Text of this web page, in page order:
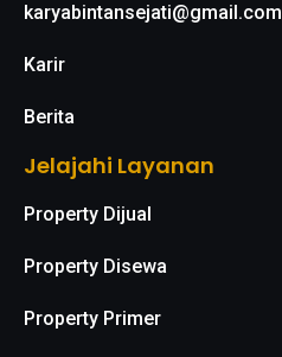
karyabintansejati@gmail.com
Karir
Berita
Jelajahi Layanan
Property Dijual
Property Disewa
Property Primer